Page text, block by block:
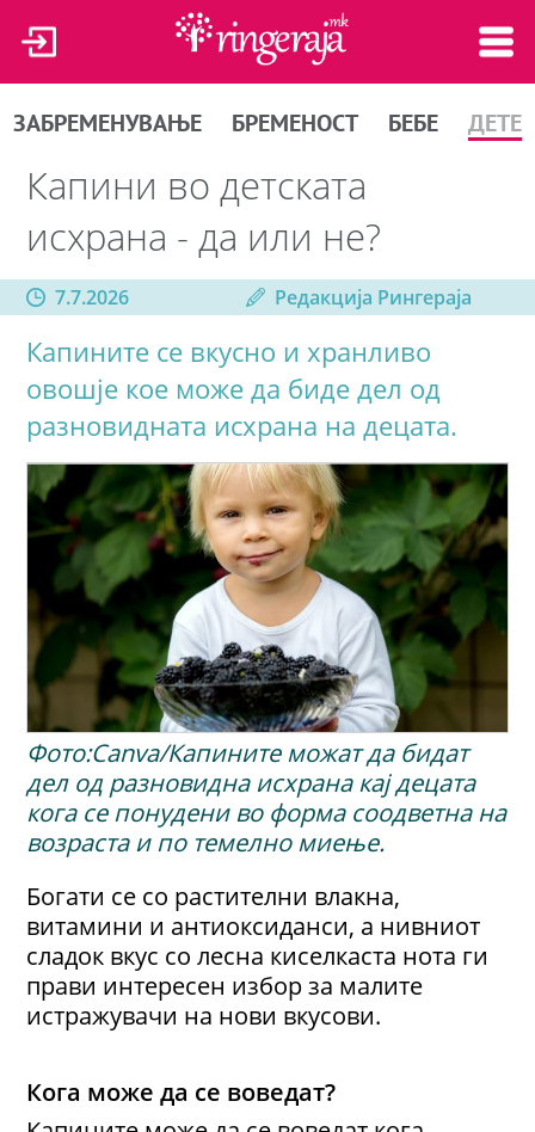
ЗАБРЕМЕНУВАЊЕ БРЕМЕНОСТ БЕБЕ ДЕТЕ
Капини во детската
исхрана - да или не?
7.7.2026 Редакција Рингераја
Капините се вкусно и хранливо
овошје кое може да биде дел од
разновидната исхрана на децата.
Фото:Canva/Капините можат да бидат
дел од разновидна исхрана кај децата
кога се понудени во форма соодветна на
возраста и по темелно миење.
Богати се со растителни влакна,
витамини и антиоксиданси, а нивниот
сладок вкус со лесна киселкаста нота ги
прави интересен избор за малите
истражувачи на нови вкусови.
Кога може да се воведат?